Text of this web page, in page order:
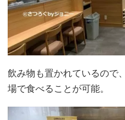
飲み物も置かれているので
場で食べることが可能。